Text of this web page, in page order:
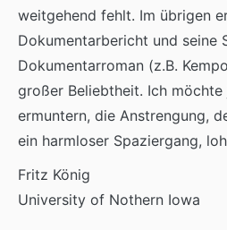
weitgehend fehlt. Im übrigen
Dokumentarbericht und seine
Dokumentarroman (z.B.
großer Beliebtheit. Ich möchte
ermuntern, die Anstrengung,
ein harmloser Spaziergang,
Fritz König
University of Nothern Iowa